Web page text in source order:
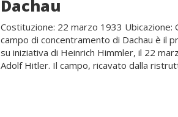
Dachau
Costituzione: 22 marzo 1933 Ubicazione:
campo di concentramento di Dachau è il
su iniziativa di Heinrich Himmler, il 22
Adolf Hitler. Il campo, ricavato dalla